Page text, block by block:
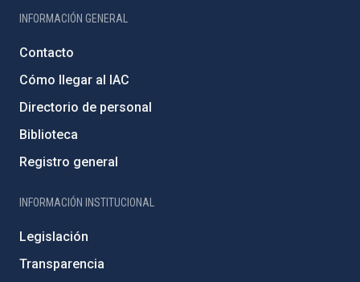
INFORMACIÓN GENERAL
Contacto
Cómo llegar al IAC
Directorio de personal
Biblioteca
Registro general
INFORMACIÓN INSTITUCIONAL
Legislación
Transparencia